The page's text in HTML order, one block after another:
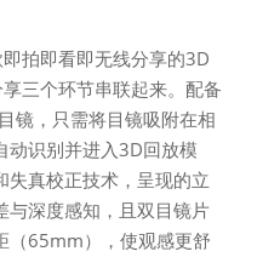
拍即看即无线分享的3D
三个环节串联起来。配备
镜，只需将目镜吸附在相
动识别并进入3D回放模
失真校正技术，呈现的立
与深度感知，且双目镜片
（65mm），使观感更舒